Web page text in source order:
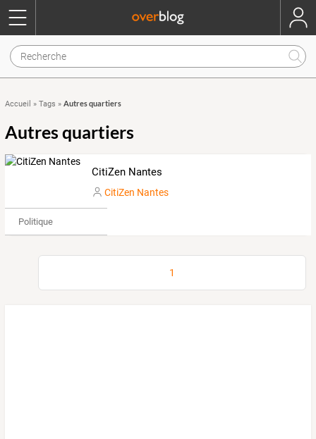
Accueil » Tags » Autres quartiers
Autres quartiers
CitiZen Nantes
CitiZen Nantes
Politique
1